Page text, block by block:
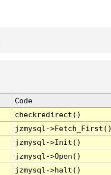
Code
checkredirect()
jzmysql-
jzmysql->Init()
jzmysql->Open()
jzmysql->halt()